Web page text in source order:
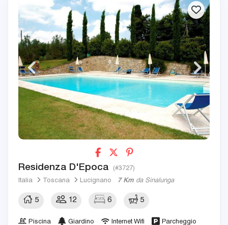
Residenza D'Epoca (#3727)
Italia Toscana Lucignano 7 Km da Sinalunga
5 12 6 5
Piscina Giardino Internet Wifi
Parcheggio